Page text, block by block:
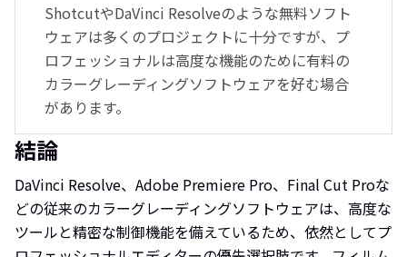
ShotcutやDaVinci Resolveのような無料ソフト
ウェアは多くのプロジェクトに十分ですが、プ
ロフェッショナルは高度な機能のために有料の
カラーグレーディングソフトウェアを好む場合
があります。
結論
DaVinci Resolve、Adobe Premiere Pro、Final Cut Proな
どの従来のカラーグレーディングソフトウェアは、高度な
ツールと精密な制御機能を備えているため、依然としてプ